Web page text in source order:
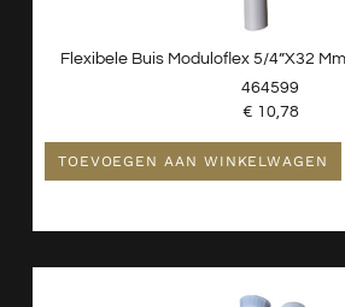
Flexibele Buis Moduloflex 5/4”x32
464599
€ 10,78
TOEVOEGEN AAN WINKELWAGEN